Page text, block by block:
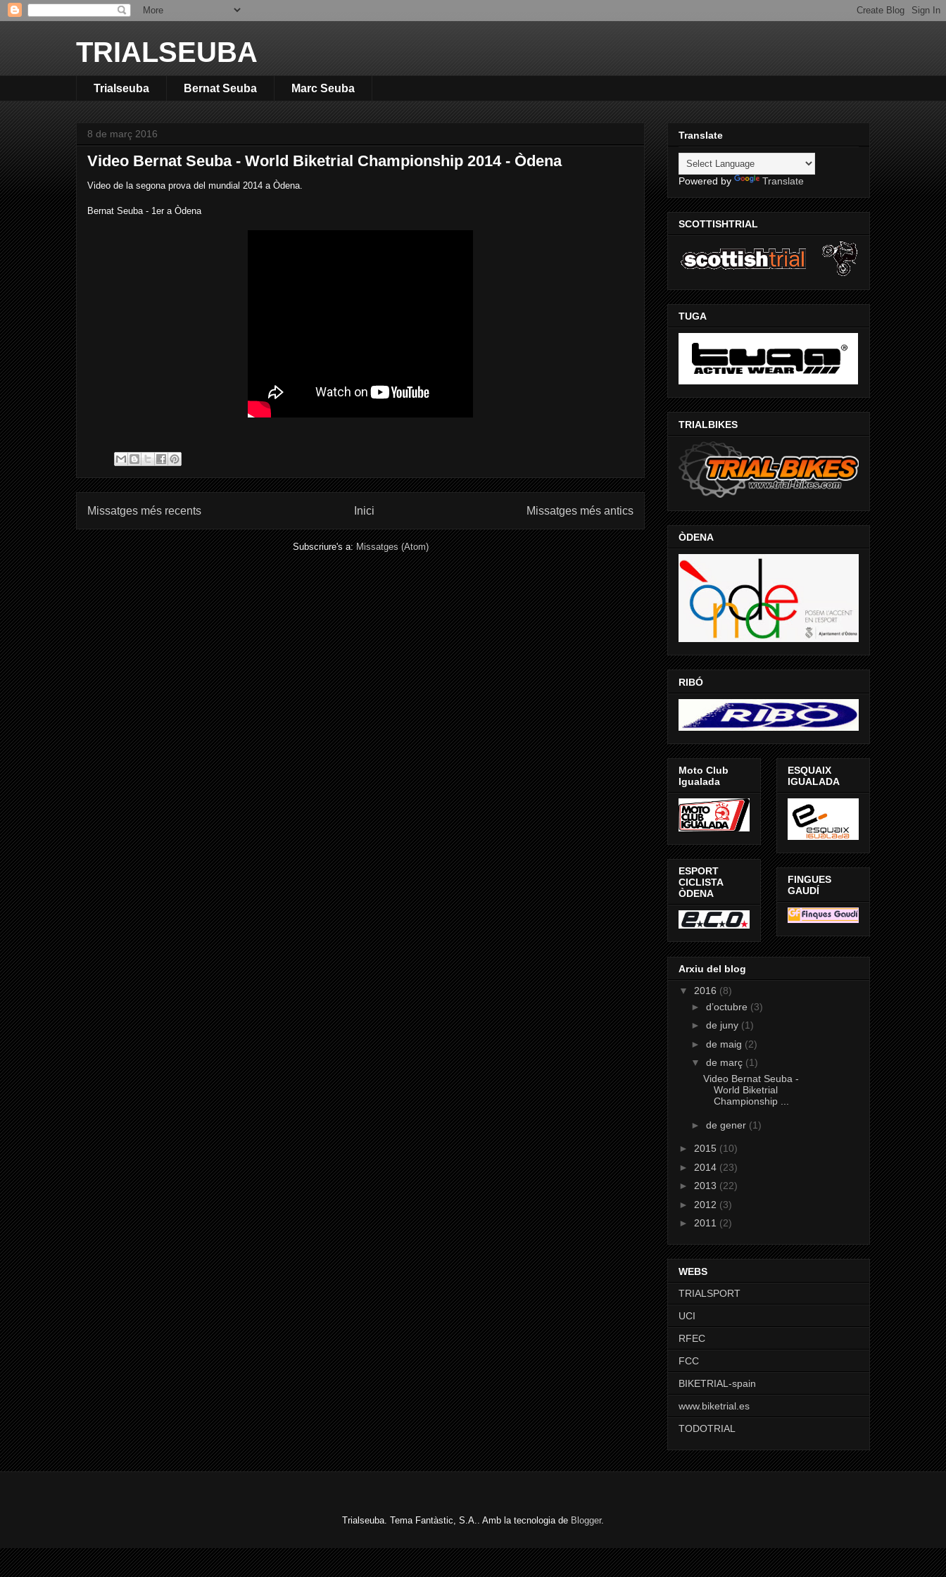
TRIALSEUBA
Trialseuba Bernat Seuba Marc Seuba
8 de març 2016
Video Bernat Seuba - World Biketrial Championship 2014 - Òdena
Video de la segona prova del mundial 2014 a Òdena.
Bernat Seuba - 1er a Òdena
Missatges més recents Missatges més antics
Inici
Subscriure's a:Missatges (Atom)
Translate
Powered by Translate
SCOTTISHTRIAL
TUGA
TRIALBIKES
ÒDENA
RIBÓ
Moto Club
Igualada
ESPORT
CICLISTA
ÒDENA
ESQUAIX
IGUALADA
FINGUES
GAUDÍ
Arxiu del blog
▼ 2016 (8)
► d’octubre (3)
► de juny (1)
► de maig (2)
▼ de març (1)
Video Bernat Seuba -
World Biketrial
Championship ...
► de gener (1)
► 2015 (10)
► 2014 (23)
► 2013 (22)
► 2012 (3)
► 2011 (2)
WEBS
TRIALSPORT
UCI
RFEC
FCC
BIKETRIAL-spain
www.biketrial.es
TODOTRIAL
Trialseuba. Tema Fantàstic, S.A.. Amb la tecnologia de Blogger.